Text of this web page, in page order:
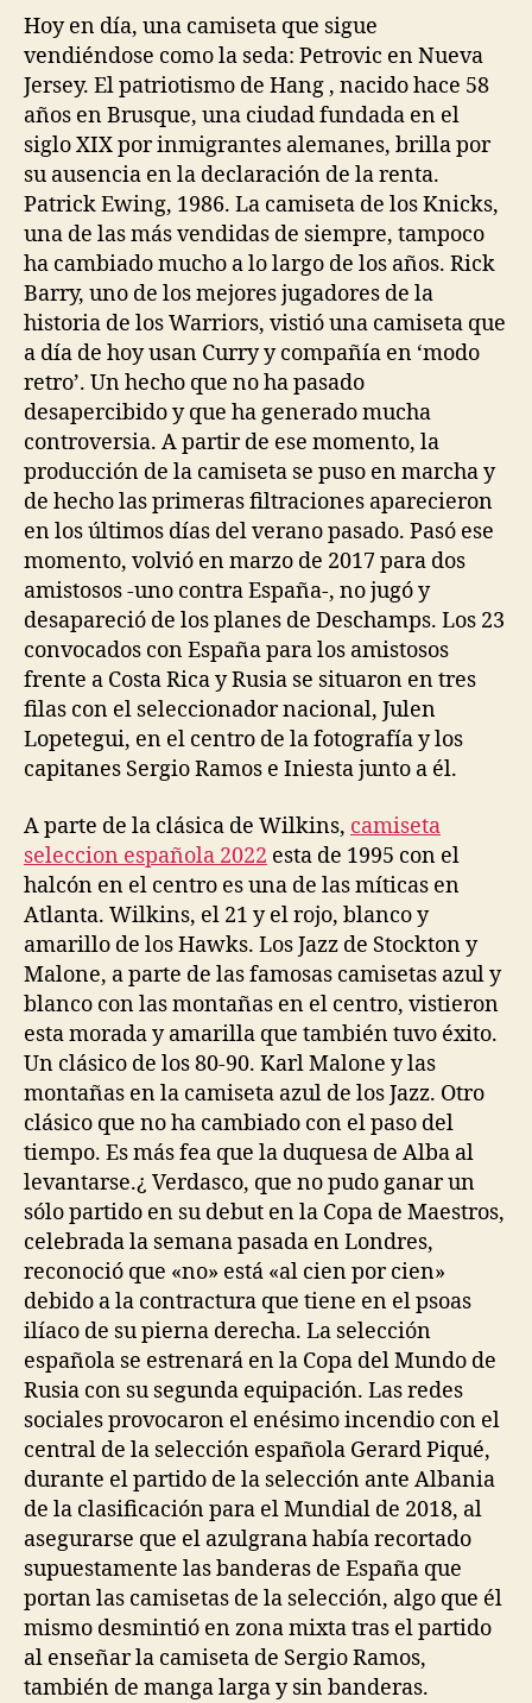
Hoy en día, una camiseta que sigue
vendiéndose como la seda: Petrovic en Nueva
Jersey. El patriotismo de Hang , nacido hace 58
años en Brusque, una ciudad fundada en el
siglo XIX por inmigrantes alemanes, brilla por
su ausencia en la declaración de la renta.
Patrick Ewing, 1986. La camiseta de los Knicks,
una de las más vendidas de siempre, tampoco
ha cambiado mucho a lo largo de los años. Rick
Barry, uno de los mejores jugadores de la
historia de los Warriors, vistió una camiseta que
a día de hoy usan Curry y compañía en ‘modo
retro’. Un hecho que no ha pasado
desapercibido y que ha generado mucha
controversia. A partir de ese momento, la
producción de la camiseta se puso en marcha y
de hecho las primeras filtraciones aparecieron
en los últimos días del verano pasado. Pasó ese
momento, volvió en marzo de 2017 para dos
amistosos -uno contra España-, no jugó y
desapareció de los planes de Deschamps. Los 23
convocados con España para los amistosos
frente a Costa Rica y Rusia se situaron en tres
filas con el seleccionador nacional, Julen
Lopetegui, en el centro de la fotografía y los
capitanes Sergio Ramos e Iniesta junto a él.
A parte de la clásica de Wilkins, camiseta
seleccion española 2022 esta de 1995 con el
halcón en el centro es una de las míticas en
Atlanta. Wilkins, el 21 y el rojo, blanco y
amarillo de los Hawks. Los Jazz de Stockton y
Malone, a parte de las famosas camisetas azul y
blanco con las montañas en el centro, vistieron
esta morada y amarilla que también tuvo éxito.
Un clásico de los 80-90. Karl Malone y las
montañas en la camiseta azul de los Jazz. Otro
clásico que no ha cambiado con el paso del
tiempo. Es más fea que la duquesa de Alba al
levantarse.¿ Verdasco, que no pudo ganar un
sólo partido en su debut en la Copa de Maestros,
celebrada la semana pasada en Londres,
reconoció que «no» está «al cien por cien»
debido a la contractura que tiene en el psoas
ilíaco de su pierna derecha. La selección
española se estrenará en la Copa del Mundo de
Rusia con su segunda equipación. Las redes
sociales provocaron el enésimo incendio con el
central de la selección española Gerard Piqué,
durante el partido de la selección ante Albania
de la clasificación para el Mundial de 2018, al
asegurarse que el azulgrana había recortado
supuestamente las banderas de España que
portan las camisetas de la selección, algo que él
mismo desmintió en zona mixta tras el partido
al enseñar la camiseta de Sergio Ramos,
también de manga larga y sin banderas.